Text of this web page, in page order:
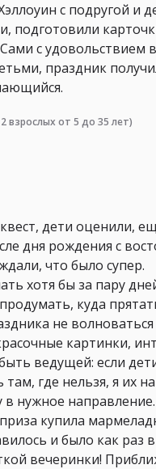
с подругой и
подготовили
с удовольствием
праздник
взрослых от 5 до 35 лет)
дети оценили,
дня рождения с
что было супер.
хотя бы за пару
куда
не волноваться
картинки,
ведущей: если
где нельзя, я их
в нужное
купила
и было как раз в
вечеринки!